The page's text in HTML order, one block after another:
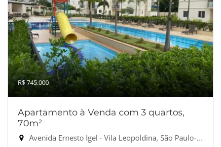
R$ 745.000
Apartamento à Venda com 3 quartos,
70m²
Avenida Ernesto Igel - Vila Leopoldina, São Paulo-SP